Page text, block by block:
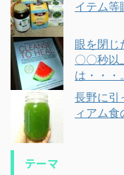
イテム等
眼を閉
〇〇秒以
は・・・。
長野に引
ィアム食
テーマ